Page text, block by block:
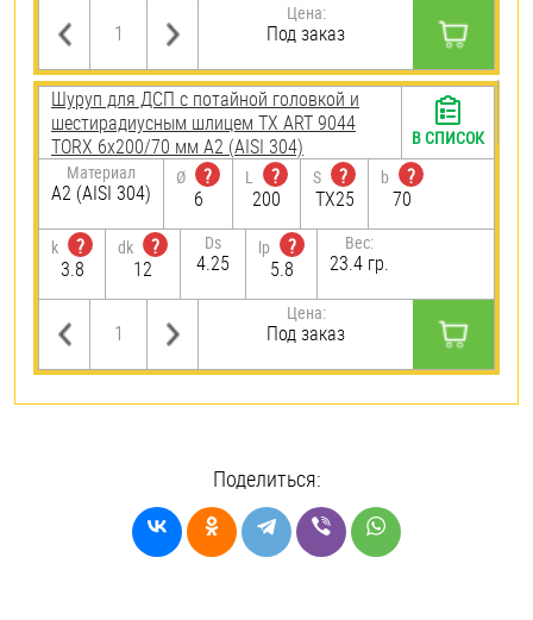
Цена:
Под заказ
Шуруп для ДСП с потайной головкой и
шестирадиусным шлицем TX ART 9044
TORX 6х200/70 мм А2 (AISI 304)
Материал
А2 (AISI 304)
Ø
?
6
L
?
200
S
?
TX25
b
?
70
k
?
3.8
dk
?
12
Ds
4.25
lp
?
5.8
Вес:
23.4 гр.
Цена:
Под заказ
В СПИСОК
Поделиться: